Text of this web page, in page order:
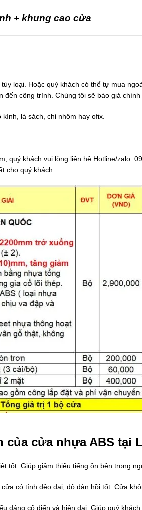
+ khung cao cửa
loại. Hoặc quý khách có thể tự mua
công trình. Chúng tôi sẽ báo giá
lá sách, chỉ nhôm hay ofix.
quý khách vui lòng liên hệ Hotline/zalo:
cho quý khách.
của cửa nhựa ABS tại
tốt. Giúp giảm thiểu tiếng ồn bên trong
có tính dẻo dai, độ đàn hồi tốt. Cửa
dáng cổ điển và hiện đại. Giúp quý